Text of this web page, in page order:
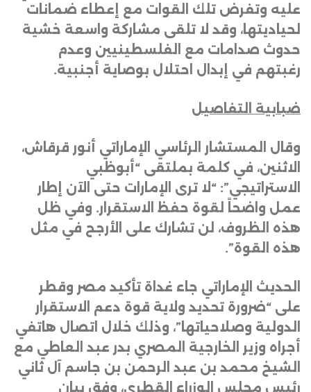
عليه وتفرض تلك القوات مع إعطاء ضمانات
لحياديتها، وقد لا تلقى مشاركة واسعة خشية
حدوث صدامات مع الفلسطينيين وعدم
رغبتهم في إبدال احتلال بوصاية أجنبية.
ضبابية التفاصيل
وقال المستشار الرئاسي الإماراتي أنور قرقاش،
الاثنين، في كلمة بملتقى “أبوظبي
الاستراتيجي”: “لا ترى الإمارات حتى الآن إطار
عمل واضحاً لقوة حفظ الاستقرار. وفي ظل
هذه الظروف، لن تشارك على الأرجح في مثل
هذه القوة”.
الحديث الإماراتي جاء غداة تأكيد مصر وقطر
على “ضرورة تحديد ولاية قوة دعم الاستقرار
الدولية وصلاحياتها”، وذلك خلال اتصال هاتفي
أجراه وزير الخارجية المصري بدر عبد العاطي مع
الشيخ محمد بن عبد الرحمن بن جاسم آل ثاني
رئيس مجلس الوزراء القطري، وفق بيان